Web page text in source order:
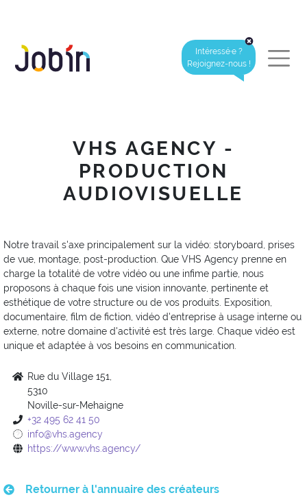
Intéressé·e ?
Rejoignez-nous !
VHS AGENCY -
PRODUCTION
AUDIOVISUELLE
Notre travail s'axe principalement sur la vidéo: storyboard, prises
de vue, montage, post-production. Que VHS Agency prenne en
charge la totalité de votre vidéo ou une infime partie, nous
proposons à chaque fois une vision innovante, pertinente et
esthétique de votre structure ou de vos produits. Exposition,
documentaire, film de fiction, vidéo d'entreprise à usage interne ou
externe, notre domaine d'activité est très large. Chaque vidéo est
unique et adaptée à vos besoins en communication.
Rue du Village 151,
5310
Noville-sur-Mehaigne
+32 495 62 41 50
info@vhs.agency
https://www.vhs.agency/
Retourner à l'annuaire des créateurs